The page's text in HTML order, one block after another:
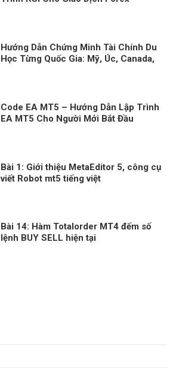
Hướng Dẫn Chứng Minh Tài Chính Du
Học Từng Quốc Gia: Mỹ, Úc, Canada,
Code EA MT5 – Hướng Dẫn Lập Trình
EA MT5 Cho Người Mới Bắt Đầu
Bài 1: Giới thiệu MetaEditor 5, công cụ
viết Robot mt5 tiếng việt
Bài 14: Hàm Totalorder MT4 đếm số
lệnh BUY SELL hiện tại